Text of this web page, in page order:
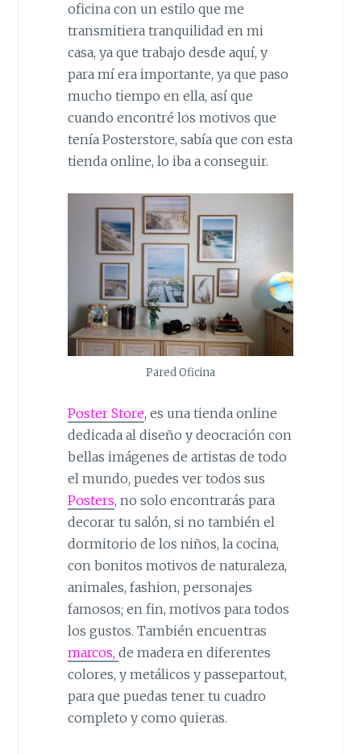
oficina con un estilo que me
transmitiera tranquilidad en mi
casa, ya que trabajo desde aquí, y
para mí era importante, ya que paso
mucho tiempo en ella, así que
cuando encontré los motivos que
tenía Posterstore, sabía que con esta
tienda online, lo iba a conseguir.
Pared Oficina
Poster Store, es una tienda online
dedicada al diseño y deocración con
bellas imágenes de artistas de todo
el mundo, puedes ver todos sus
Posters, no solo encontrarás para
decorar tu salón, si no también el
dormitorio de los niños, la cocina,
con bonitos motivos de naturaleza,
animales, fashion, personajes
famosos; en fin, motivos para todos
los gustos. También encuentras
marcos, de madera en diferentes
colores, y metálicos y passepartout,
para que puedas tener tu cuadro
completo y como quieras.